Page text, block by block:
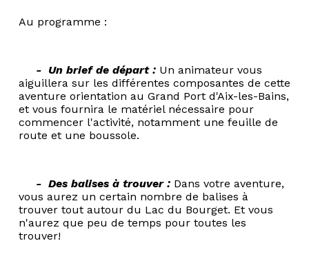
Au programme :
- Un brief de départ : Un animateur vous
aiguillera sur les différentes composantes de cette
aventure orientation au Grand Port d'Aix-les-Bains,
et vous fournira le matériel nécessaire pour
commencer l'activité, notamment une feuille de
route et une boussole.
- Des balises à trouver : Dans votre aventure,
vous aurez un certain nombre de balises à
trouver tout autour du Lac du Bourget. Et vous
n'aurez que peu de temps pour toutes les
trouver!